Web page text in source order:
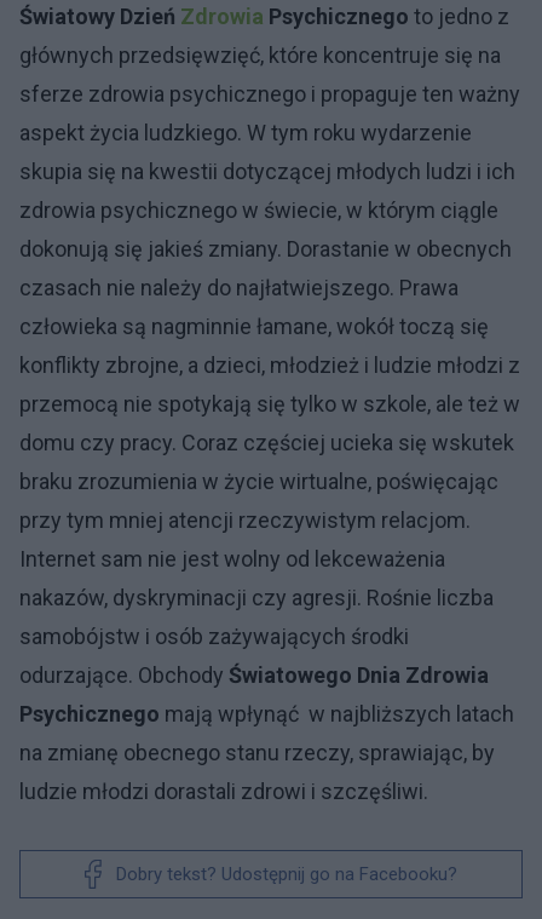
Światowy Dzień Zdrowia Psychicznego to jedno z
głównych przedsięwzięć, które koncentruje się na
sferze zdrowia psychicznego i propaguje ten ważny
aspekt życia ludzkiego. W tym roku wydarzenie
skupia się na kwestii dotyczącej młodych ludzi i ich
zdrowia psychicznego w świecie, w którym ciągle
dokonują się jakieś zmiany. Dorastanie w obecnych
czasach nie należy do najłatwiejszego. Prawa
człowieka są nagminnie łamane, wokół toczą się
konflikty zbrojne, a dzieci, młodzież i ludzie młodzi z
przemocą nie spotykają się tylko w szkole, ale też w
domu czy pracy. Coraz częściej ucieka się wskutek
braku zrozumienia w życie wirtualne, poświęcając
przy tym mniej atencji rzeczywistym relacjom.
Internet sam nie jest wolny od lekceważenia
nakazów, dyskryminacji czy agresji. Rośnie liczba
samobójstw i osób zażywających środki
odurzające. Obchody Światowego Dnia Zdrowia
Psychicznego mają wpłynąć w najbliższych latach
na zmianę obecnego stanu rzeczy, sprawiając, by
ludzie młodzi dorastali zdrowi i szczęśliwi.
Dobry tekst? Udostępnij go na Facebooku?